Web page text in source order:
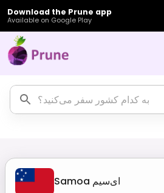
Download the Prune app
Available on Google Play
Samoa ای‌سیم